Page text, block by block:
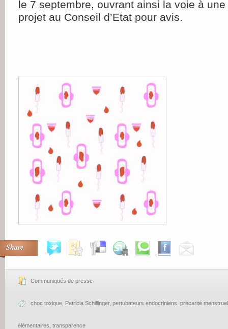
le 7 septembre, ouvrant ainsi la voie à
projet au Conseil d’Etat pour avis.
Share
Communiqués de presse
choc toxique Patricia Schillinger, pertubateurs endocriniens précarité
élémentaires transparence